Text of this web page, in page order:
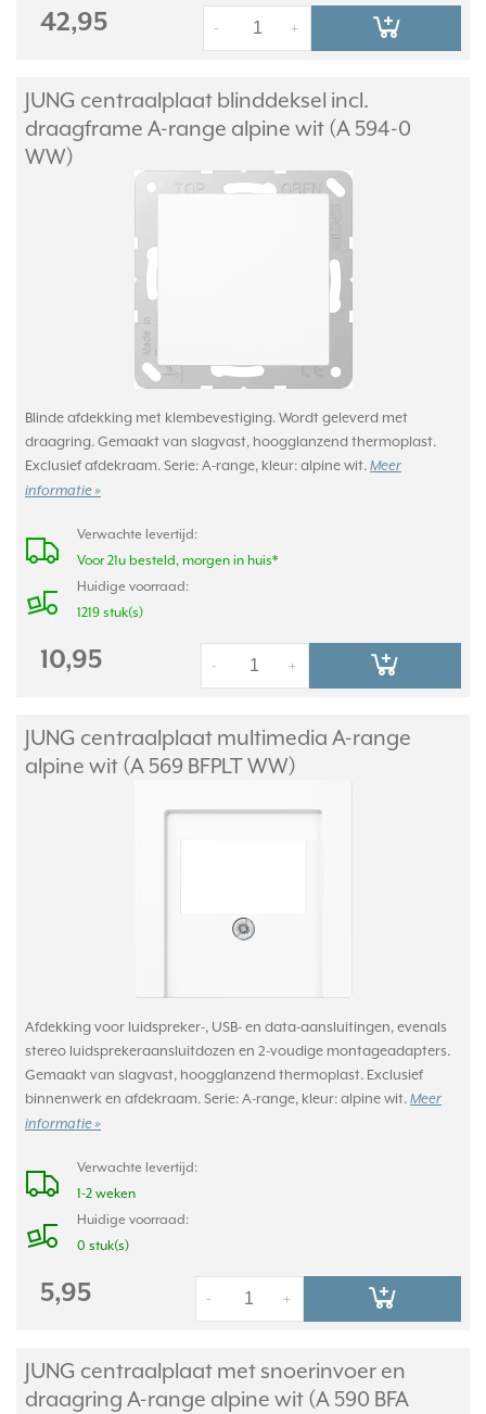
42,95 +
-
JUNG centraalplaat blinddeksel incl.
draagframe A-range alpine wit (A 594-0
WW)
Blinde afdekking met klembevestiging. Wordt geleverd met
draagring. Gemaakt van slagvast, hoogglanzend thermoplast.
Exclusief afdekraam. Serie: A-range, kleur: alpine wit. Meer
informatie »
Verwachte levertijd:
Voor 21u besteld, morgen in huis*
Huidige voorraad:
1219 stuk(s)
10,95 +
-
JUNG centraalplaat multimedia A-range
alpine wit (A 569 BFPLT WW)
Afdekking voor luidspreker-, USB- en data-aansluitingen, evenals
stereo luidsprekeraansluitdozen en 2-voudige montageadapters.
Gemaakt van slagvast, hoogglanzend thermoplast. Exclusief
binnenwerk en afdekraam. Serie: A-range, kleur: alpine wit. Meer
informatie »
Verwachte levertijd:
1-2 weken
Huidige voorraad:
0 stuk(s)
5,95 +
-
JUNG centraalplaat met snoerinvoer en
draagring A-range alpine wit (A 590 BFA